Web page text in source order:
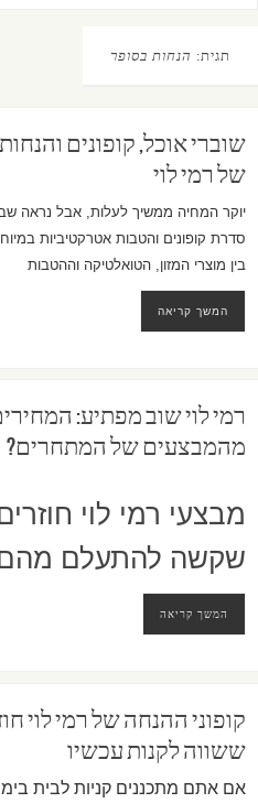
תגית: הנחות בסופר
שוברי אוכל, קופונים
של רמי לוי
יוקר המחיה ממשיך לעלות, אבל נראה
סדרת קופונים והטבות אטרקטיביות
בין מוצרי המזון, הטואלטיקה וההטבות
המשך קריאה
רמי לוי שוב מפתיע:
מהמבצעים של המתחרים?
מבצעי רמי לוי
שקשה להתעלם
המשך קריאה
קופוני ההנחה של רמי לוי
ששווה לקנות עכשיו
אם אתם מתכננים קניות לבית